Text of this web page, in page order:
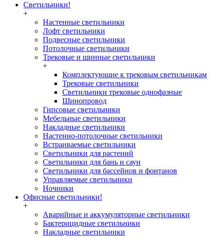
Светильники!
+
Настенные светильники
Лофт светильники
Подвесные светильники
Потолочные светильники
Трековые и шинные светильники
+
Комплектующие к трековым светильникам
Трековые светильники
Светильники трековые однофазные
Шинопровод
Гипсовые светильники
Мебельные светильники
Накладные светильники
Настенно-потолочные светильники
Встраиваемые светильники
Светильники для растений
Светильники для бань и саун
Светильники для бассейнов и фонтанов
Управляемые светильники
Ночники
Офисные светильники!
+
Аварийные и аккумуляторные светильники
Бактерицидные светильники
Накладные светильники